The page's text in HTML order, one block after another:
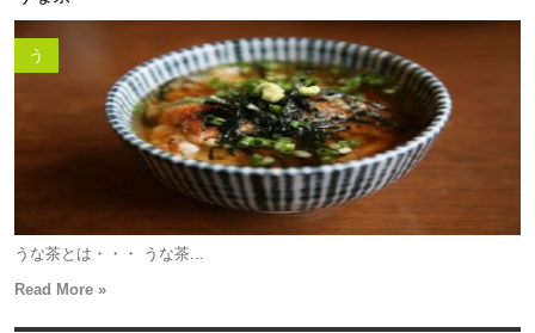
う
うな茶とは・・・ うな茶...
Read More »